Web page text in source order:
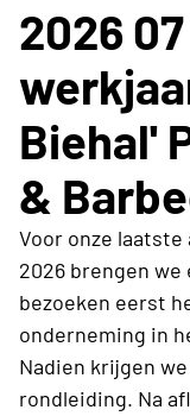
2026
Biehal'
&
Voor onze
2026 brengen we
bezoeken eerst
onderneming in
Nadien krijgen
rondleiding. Na